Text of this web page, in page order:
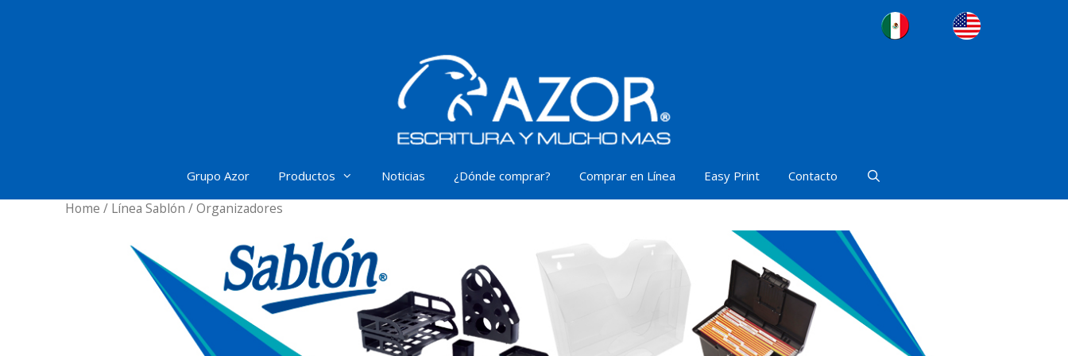
Grupo Azor Productos Noticias ¿Dónde comprar? Comprar en Línea Easy Print Contacto
Home / Línea Sablón / Organizadores